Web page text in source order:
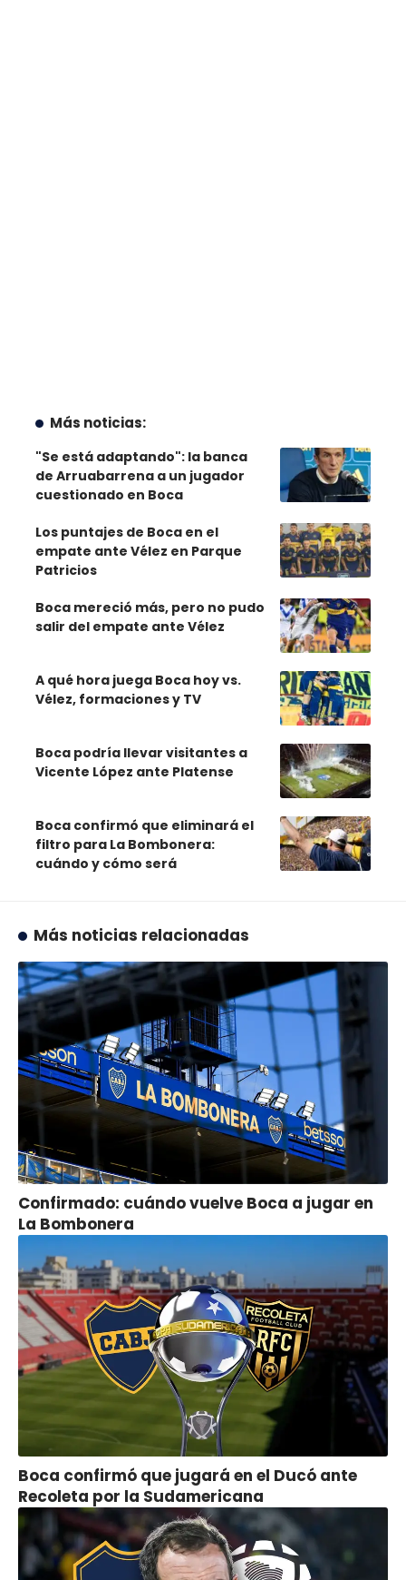
Más noticias:
"Se está adaptando": la banca
de Arruabarrena a un jugador
cuestionado en Boca
Los puntajes de Boca en el
empate ante Vélez en Parque
Patricios
Boca mereció más, pero no pudo
salir del empate ante Vélez
A qué hora juega Boca hoy vs.
Vélez, formaciones y TV
Boca podría llevar visitantes a
Vicente López ante Platense
Boca confirmó que eliminará el
filtro para La Bombonera:
cuándo y cómo será
Más noticias relacionadas
Confirmado: cuándo vuelve Boca a jugar en
La Bombonera
Boca confirmó que jugará en el Ducó ante
Recoleta por la Sudamericana